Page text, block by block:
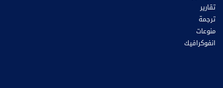
تقارير
ترجمة
منوعات
انفوكرافيك